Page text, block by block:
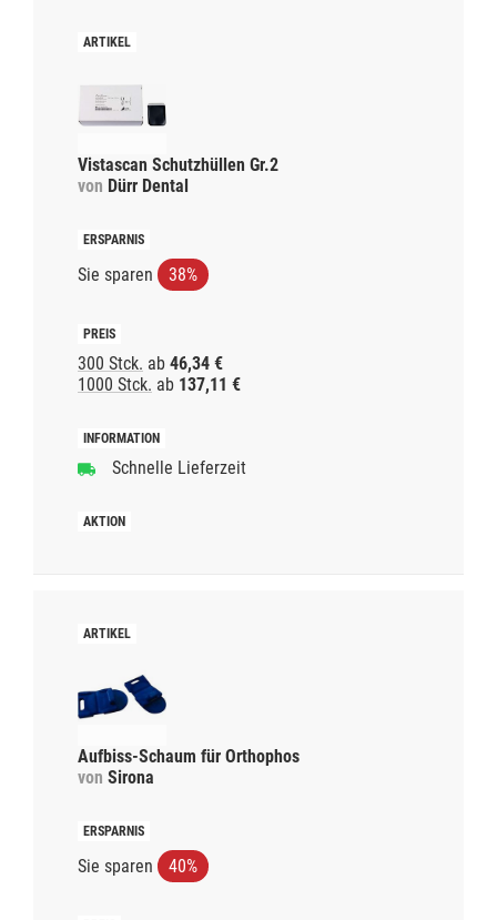
Vistascan Schutzhüllen Gr.2
von Dürr Dental
Sie sparen 38%
300 Stck. ab 46,34 €
1000 Stck. ab 137,11 €
Schnelle Lieferzeit
Aufbiss-Schaum für Orthophos
von Sirona
Sie sparen 40%